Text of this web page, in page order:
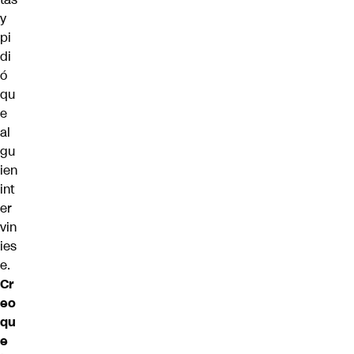
y
pi
di
ó
qu
e
al
gu
ien
int
er
vin
ies
e.
Cr
eo
qu
e